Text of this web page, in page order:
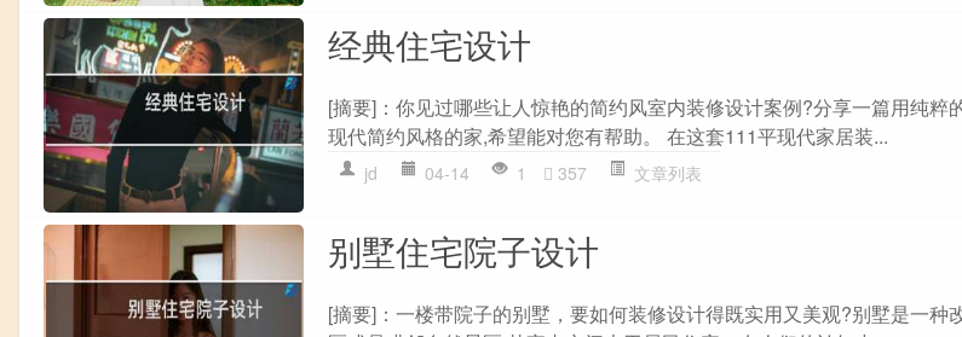
经典住宅设计
[摘要]：你见过哪些让人惊艳的简约风室内装修设计案例?分享一篇用纯粹
现代简约风格的家,希望能对您有帮助。 在这套111平现代家居装...
jd 04-14 1 357 文章列表
别墅住宅院子设计
[摘要]：一楼带院子的别墅，要如何装修设计得既实用又美观?别墅是一种